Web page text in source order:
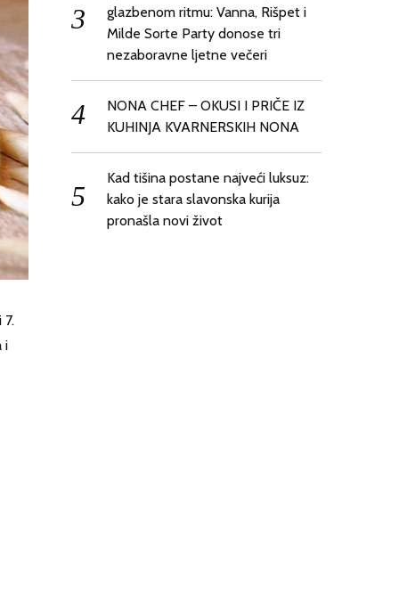
7.
i
glazbenom ritmu: Vanna, Rišpet i
Milde Sorte Party donose tri
nezaboravne ljetne večeri
NONA CHEF – OKUSI I PRIČE IZ
KUHINJA KVARNERSKIH NONA
Kad tišina postane najveći luksuz:
kako je stara slavonska kurija
pronašla novi život